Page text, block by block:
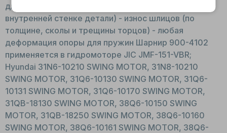
диаметр шарнира) - задиры (стружка, заусенцы на
внутренней стенке детали) - износ шлицов (по
толщине, сколы и трещины торцов) - любая
деформация опоры для пружин Шарнир 900-4102
применяется в гидромоторе JIC JMF-151-VBR;
Hyundai 31N6-10210 SWING MOTOR, 31N8-10210
SWING MOTOR, 31Q6-10130 SWING MOTOR, 31Q6-
10131 SWING MOTOR, 31Q6-10170 SWING MOTOR,
31QB-18130 SWING MOTOR, 38Q6-10150 SWING
MOTOR, 31QB-18250 SWING MOTOR, 38Q6-10160
SWING MOTOR, 38Q6-10161 SWING MOTOR, 38Q6-